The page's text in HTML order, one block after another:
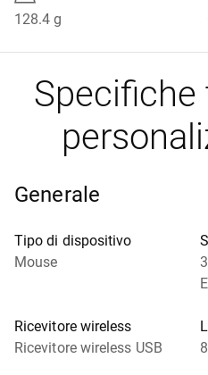
128.4 g
Generale
Tipo di dispositivo
Mouse
Ricevitore wireless
Ricevitore wireless USB